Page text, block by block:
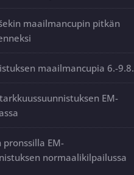
maailmancupin pitkän
maailmancupia 6.-9.8.
EM-
EM-
normaalikilpailussa